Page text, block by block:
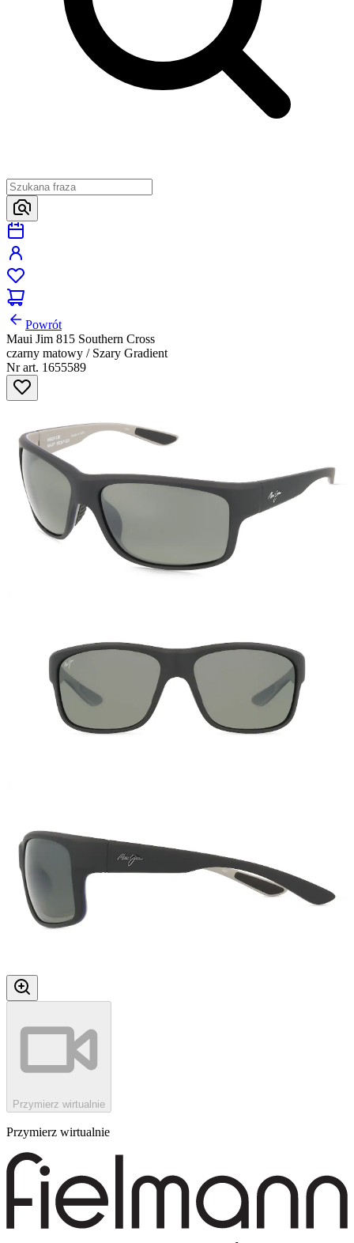
Powrót
Maui Jim 815 Southern Cross
czarny matowy / Szary Gradient
Nr art. 1655589
Przymierz wirtualnie
Przymierz wirtualnie